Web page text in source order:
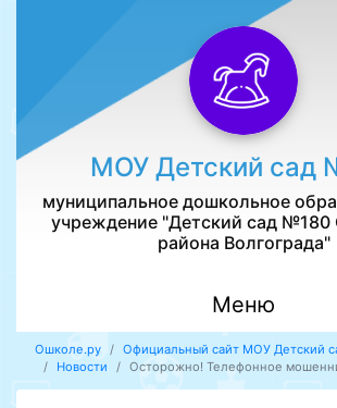
МОУ Детский сад
муниципальное дошкольное
учреждение "Детский сад №180
района Волгограда"
Меню
Ошколе.ру
Официальный сайт МОУ Детский
Новости
Осторожно! Телефонное